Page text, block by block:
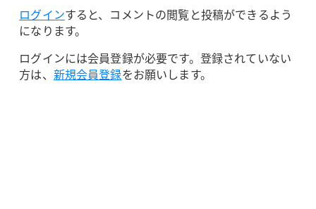
ログインすると、コメントの閲覧と投稿ができるよう
になります。
ログインには会員登録が必要です。登録されていない
方は、 新規会員登録をお願いします。